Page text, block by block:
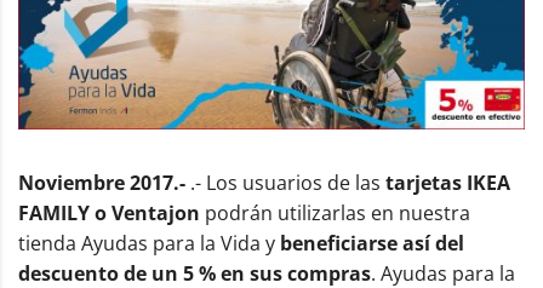
Noviembre 2017.- .- Los usuarios de las tarjetas IKEA
FAMILY o Ventajon podrán utilizarlas en nuestra
tienda Ayudas para la Vida y beneficiarse así del
descuento de un 5 % en sus compras. Ayudas para la